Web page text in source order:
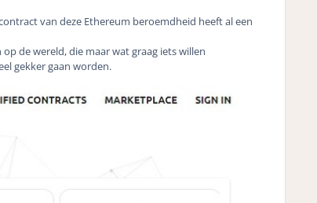
van deze Ethereum beroemdheid heeft al een
de wereld, die maar wat graag iets willen
gekker gaan worden.